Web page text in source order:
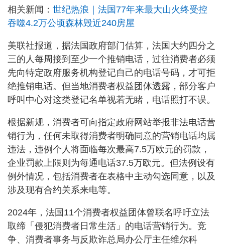
相关新闻： 世纪热浪｜法国77年来最大山火终受控
吞噬4.2万公顷森林毁近240房屋
美联社报道，据法国政府部门估算，法国大约四分之
三的人每周接到至少一个推销电话，过往消费者必须
先向特定政府服务机构登记自己的电话号码，才可拒
绝推销电话。但当地消费者权益团体透露，部分客户
呼叫中心对这类登记名单视若无睹，电话照打不误。
根据新规，消费者可向指定政府网站举报非法电话营
销行为，任何未取得消费者明确同意的营销电话均属
违法，违例个人将面临每次最高7.5万欧元的罚款，
企业罚款上限则为每通电话37.5万欧元。但法例设有
例外情况，包括消费者在表格中主动勾选同意，以及
涉及现有合约关系来电等。
2024年，法国11个消费者权益团体曾联名呼吁立法
取缔「侵犯消费者日常生活」的电话营销行为。竞
争、消费者事务与反欺诈总局办公厅主任维尔科